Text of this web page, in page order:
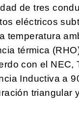
de tres
eléctricos
temperatura
térmica
con el NEC,
Inductiva a
triangular